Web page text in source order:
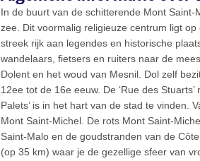
In de buurt van de schitterende Mont
zee. Dit voormalig religieuze centrum ligt
streek rijk aan legendes en historische
wandelaars, fietsers en ruiters naar de
Dolent en het woud van Mesnil. Dol zelf
12ee tot de 16e eeuw. De ‘Rue des
Palets’ is in het hart van de stad te vinden.
Mont Saint-Michel. De rots Mont Saint-
Saint-Malo en de goudstranden van de
(op 35 km) waar je de gezellige sfeer van